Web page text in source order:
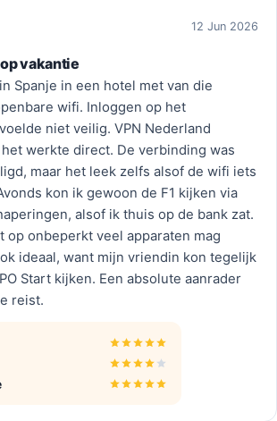
12 Jun 2026
vakantie
Spanje in een hotel met van die
wifi. Inloggen op het
niet veilig. VPN Nederland
werkte direct. De verbinding was
maar het leek zelfs alsof de wifi iets
kon ik gewoon de F1 kijken via
alsof ik thuis op de bank zat.
op onbeperkt veel apparaten mag
ideaal, want mijn vriendin kon tegelijk
Start kijken. Een absolute aanrader
reist.